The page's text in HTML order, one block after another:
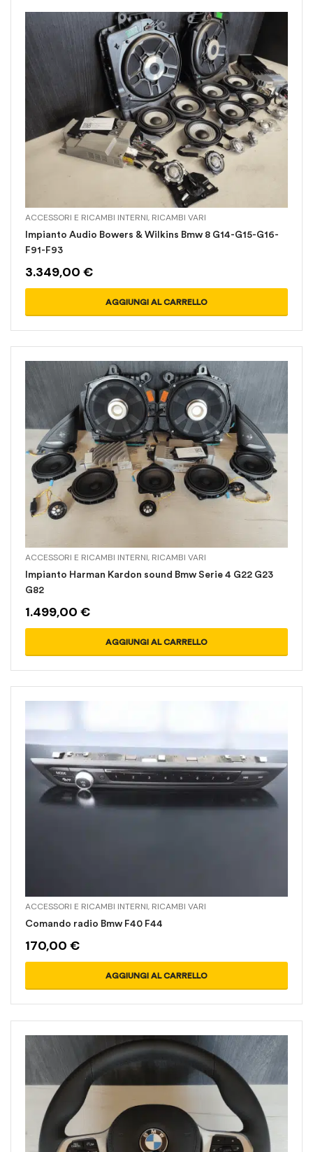
ACCESSORI E RICAMBI INTERNI, RICAMBI VARI
Impianto Audio Bowers & Wilkins Bmw 8 G14-G15-G16-
F91-F93
3.349,00 €
AGGIUNGI AL CARRELLO
ACCESSORI E RICAMBI INTERNI, RICAMBI VARI
Impianto Harman Kardon sound Bmw Serie 4 G22 G23
G82
1.499,00 €
AGGIUNGI AL CARRELLO
ACCESSORI E RICAMBI INTERNI, RICAMBI VARI
Comando radio Bmw F40 F44
170,00 €
AGGIUNGI AL CARRELLO